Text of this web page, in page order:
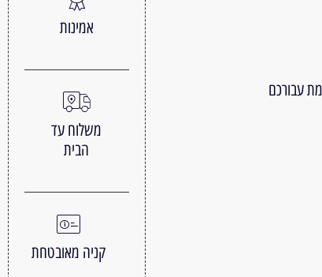
עבורכם
אמינות
משלוח עד
הבית
קניה מאובטחת